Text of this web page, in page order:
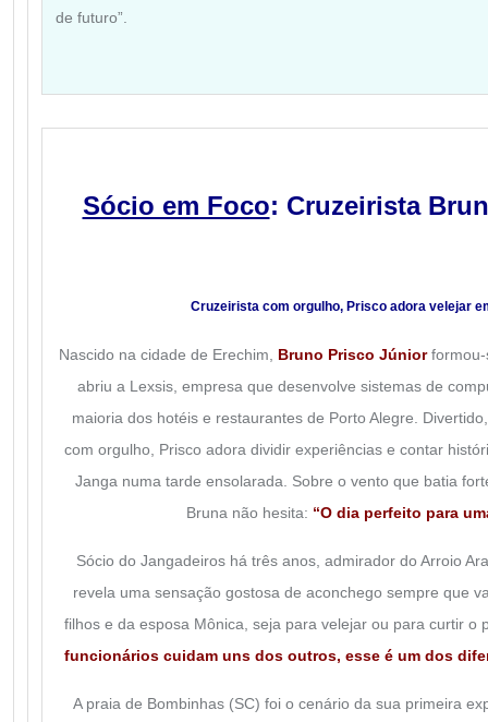
de futuro”.
Sócio em Foco: Cruzeirista
Cruzeirista com orgulho, Prisco adora velejar
Nascido na cidade de Erechim, Bruno Prisco Júniorformou-
abriu a Lexsis, empresa que desenvolve sistemas de
maioria dos hotéis e restaurantes de Porto Alegre.
com orgulho, Priscoadora dividir experiências e contar
Janga numa tarde ensolarada. Sobre o vento que batia
Bruna não hesita: “O dia perfeito para
Sócio do Jangadeiros há três anos, admirador do Arroio
revela uma sensação gostosa de aconchego sempre que
filhos e da esposa Mônica, seja para velejar ou para curtir o
funcionários cuidam uns dos outros, esse é um dos
A praia de Bombinhas (SC) foi o cenário da sua primeira